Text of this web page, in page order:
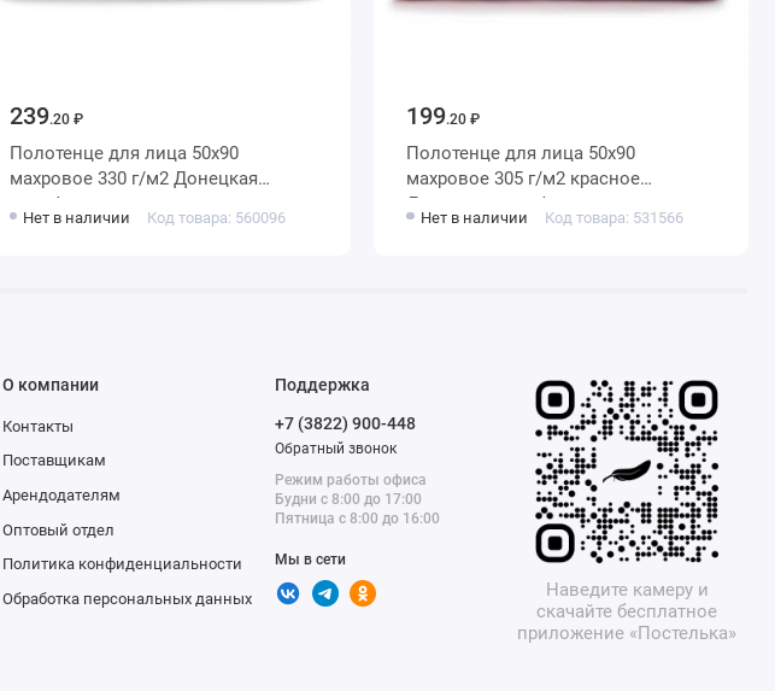
239.20 ₽
Полотенце для лица 50х90
махровое 330 г/м2 Донецкая
мануфактура
Нет в наличии Код товара: 560096
199.20 ₽
Полотенце для лица 50х90
махровое 305 г/м2 красное
Донецкая мануфактура
Нет в наличии Код товара: 531566
О компании
Контакты
Поставщикам
Арендодателям
Оптовый отдел
Политика конфиденциальности
Обработка персональных данных
Поддержка
+7 (3822) 900-448
Обратный звонок
Режим работы офиса
Будни с 8:00 до 17:00
Пятница с 8:00 до 16:00
Мы в сети
Наведите камеру и
скачайте бесплатное
приложение «Постелька»